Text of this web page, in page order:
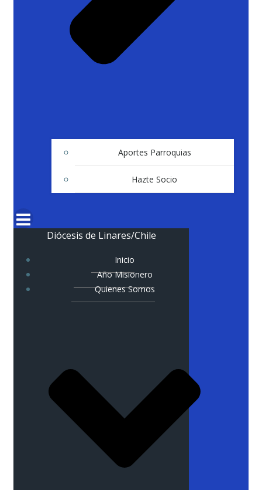
Aportes Parroquias
Hazte Socio
Diócesis de Linares/Chile
Inicio
Año Misionero
Quienes Somos